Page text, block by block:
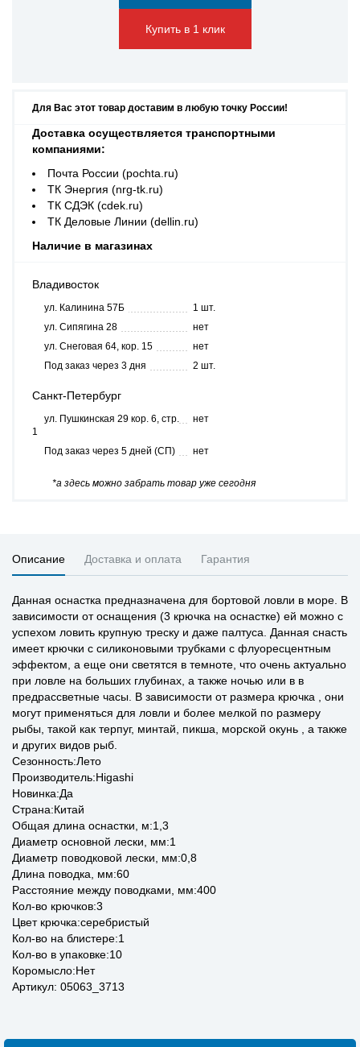
Купить в 1 клик
Для Вас этот товар доставим в любую точку России!
Доставка осуществляется транспортными
компаниями:
Почта России (pochta.ru)
ТК Энергия (nrg-tk.ru)
ТК СДЭК (cdek.ru)
ТК Деловые Линии (dellin.ru)
Наличие в магазинах
Владивосток
ул. Калинина 57Б
1 шт.
ул. Сипягина 28
нет
ул. Снеговая 64, кор. 15
нет
Под заказ через 3 дня
2 шт.
Санкт-Петербург
ул. Пушкинская 29 кор. 6, стр.
1
нет
Под заказ через 5 дней (СП) нет
*а здесь можно забрать товар уже сегодня
Описание Доставка и оплата Гарантия
Данная оснастка предназначена для бортовой ловли в море. В
зависимости от оснащения (3 крючка на оснастке) ей можно с
успехом ловить крупную треску и даже палтуса. Данная снасть
имеет крючки с силиконовыми трубками с флуоресцентным
эффектом, а еще они светятся в темноте, что очень актуально
при ловле на больших глубинах, а также ночью или в в
предрассветные часы. В зависимости от размера крючка , они
могут применяться для ловли и более мелкой по размеру
рыбы, такой как терпуг, минтай, пикша, морской окунь , а также
и других видов рыб.
Сезонность:Лето
Производитель:Higashi
Новинка:Да
Страна:Китай
Общая длина оснастки, м:1,3
Диаметр основной лески, мм:1
Диаметр поводковой лески, мм:0,8
Длина поводка, мм:60
Расстояние между поводками, мм:400
Кол-во крючков:3
Цвет крючка:серебристый
Кол-во на блистере:1
Кол-во в упаковке:10
Коромысло:Нет
Артикул: 05063_3713